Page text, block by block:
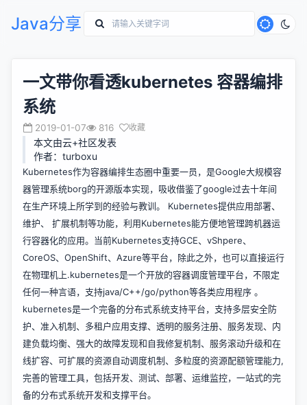
Java分享
一文带你看透kubernetes 容器编排
系统
2019-01-07 816 收藏
本文由云+社区发表
作者：turboxu
Kubernetes作为容器编排生态圈中重要一员，是Google大规模容
器管理系统borg的开源版本实现，吸收借鉴了google过去十年间
在生产环境上所学到的经验与教训。 Kubernetes提供应用部署、
维护、 扩展机制等功能，利用Kubernetes能方便地管理跨机器运
行容器化的应用。当前Kubernetes支持GCE、vShpere、
CoreOS、OpenShift、Azure等平台，除此之外，也可以直接运行
在物理机上.kubernetes是一个开放的容器调度管理平台，不限定
任何一种言语，支持java/C++/go/python等各类应用程序 。
kubernetes是一个完备的分布式系统支持平台，支持多层安全防
护、准入机制、多租户应用支撑、透明的服务注册、服务发现、内
建负载均衡、强大的故障发现和自我修复机制、服务滚动升级和在
线扩容、可扩展的资源自动调度机制、多粒度的资源配额管理能力,
完善的管理工具，包括开发、测试、部署、运维监控，一站式的完
备的分布式系统开发和支撑平台。